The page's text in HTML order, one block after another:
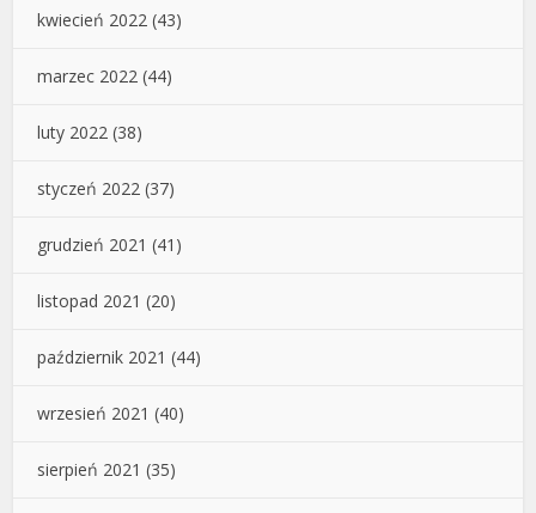
kwiecień 2022 (43)
marzec 2022 (44)
luty 2022 (38)
styczeń 2022 (37)
grudzień 2021 (41)
listopad 2021 (20)
październik 2021 (44)
wrzesień 2021 (40)
sierpień 2021 (35)